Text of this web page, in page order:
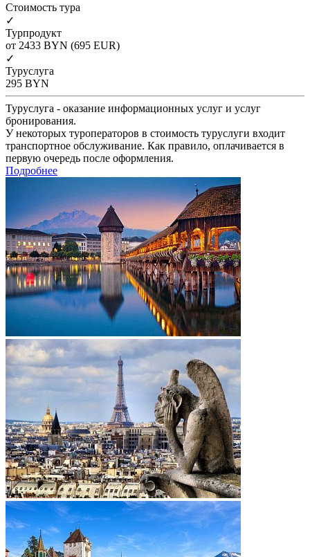
Cтоимость тура
✓
Турпродукт
от 2433 BYN (695 EUR)
✓
Туруслуга
295 BYN
Туруслуга - оказание информационных услуг и услуг
бронирования.
У некоторых туроператоров в стоимость туруслуги входит
транспортное обслуживание. Как правило, оплачивается в
первую очередь после оформления.
Подробнее